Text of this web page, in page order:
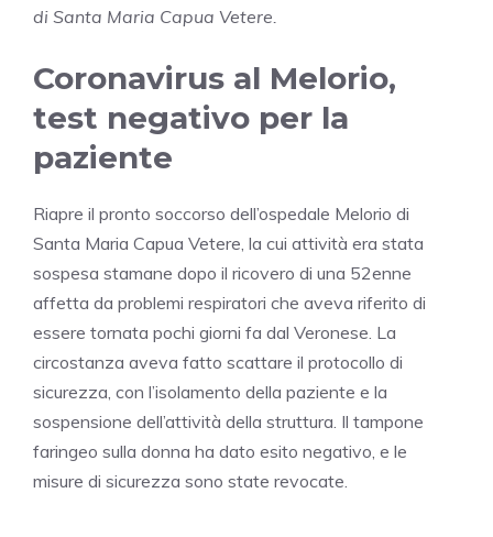
di Santa Maria Capua Vetere.
Coronavirus al Melorio,
test negativo per la
paziente
Riapre il pronto soccorso dell’ospedale Melorio di
Santa Maria Capua Vetere, la cui attività era stata
sospesa stamane dopo il ricovero di una 52enne
affetta da problemi respiratori che aveva riferito di
essere tornata pochi giorni fa dal Veronese. La
circostanza aveva fatto scattare il protocollo di
sicurezza, con l’isolamento della paziente e la
sospensione dell’attività della struttura. Il tampone
faringeo sulla donna ha dato esito negativo, e le
misure di sicurezza sono state revocate.